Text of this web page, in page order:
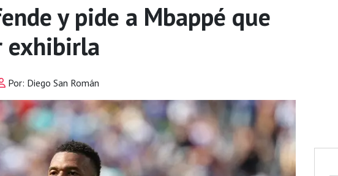
y pide a Mbappé que
exhibirla
Por: Diego San Román